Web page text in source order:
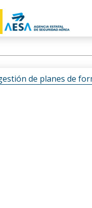
de planes de